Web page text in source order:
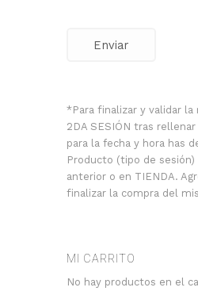
Enviar
*Para finalizar y validar la
2DA SESIÓN tras
para la fecha y hora has
Producto (tipo de sesión)
anterior o en TIENDA.
finalizar la compra del
MI CARRITO
No hay productos en el